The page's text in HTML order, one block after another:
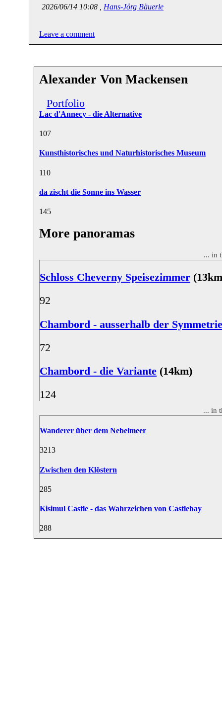
2026/06/14 10:08 , Hans-Jörg Bäuerle
Leave a comment
Alexander Von Mackensen
Portfolio
Lac d'Annecy - die Alternative
107
Kunsthistorisches und Naturhistorisches Museum
110
da zischt die Sonne ins Wasser
145
More panoramas
... in
Schloss Cheverny Speisezimmer
92
Chambord - ausserhalb der Symmetrie
72
Chambord - die Variante (14km)
124
... in
Wanderer über dem Nebelmeer
3213
Zwischen den Klöstern
285
Kisimul Castle - das Wahrzeichen von Castlebay
288